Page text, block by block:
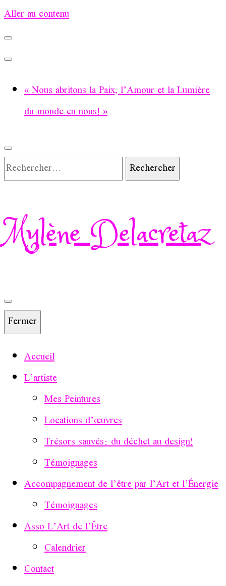
Aller au contenu
« Nous abritons la Paix, l’Amour et la Lumière
du monde en nous! »
Rechercher :
Mylène Delacretaz
Fermer
Accueil
L’artiste
Mes Peintures
Locations d’œuvres
Trésors sauvés: du déchet au design!
Témoignages
Accompagnement de l’être par l’Art et l’Énergie
Témoignages
Asso L’Art de l’Être
Calendrier
Contact